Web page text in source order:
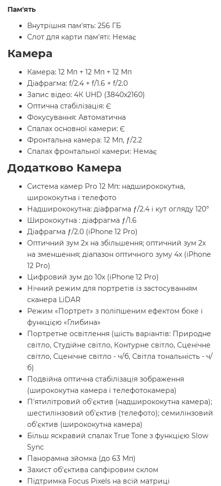
Пам'ять
Внутрішня пам'ять: 256 ГБ
Слот для карти пам'яті: Немає
Камера
Камера: 12 Мп + 12 Мп + 12 Мп
Діафрагма: f/2.4 + f/1.6 + f/2.0
Запис відео: 4К UHD (3840x2160)
Оптична стабілізація: Є
Фокусування: Автоматична
Спалах основної камери: Є
Фронтальна камера: 12 Мп, ƒ/2.2
Спалах фронтальної камери: Немає
Додатково Камера
Система камер Pro 12 Мп: надширококутна,
ширококутна і телефото
Надширококутна: діафрагма ƒ/2.4 і кут огляду 120°
Ширококутна : діафрагма ƒ/1.6
Діафрагма ƒ/2.0 (iPhone 12 Pro)
Оптичний зум 2x на збільшення; оптичний зум 2x
на зменшення; діапазон оптичного зуму 4x (iPhone
12 Pro)
Цифровий зум до 10x (iPhone 12 Pro)
Нічний режим для портретів із застосуванням
сканера LiDAR
Режим «Портрет» з поліпшеним ефектом боке і
функцією «Глибина»
Портретне освітлення (шість варіантів: Природне
світло, Студійне світло, Контурне світло, Сценічне
світло, Сценічне світло - ч/б, Світла тональність - ч/
б)
Подвійна оптична стабілізація зображення
(ширококутна камера і телефотокамера)
П'ятилітровий об'єктив (надширококутна камера);
шестилінзовий об'єктив (телефото); семилінзовий
об'єктив (ширококутна камера)
Більш яскравий спалах True Tone з функцією Slow
Sync
Панорамна зйомка (до 63 Мп)
Захист об'єктива сапфіровим склом
Підтримка Focus Pixels на всій матриці